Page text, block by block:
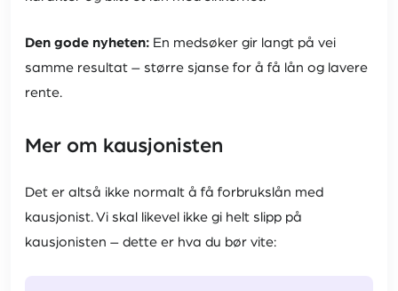
Den gode nyheten: En medsøker gir langt på vei
samme resultat – større sjanse for å få lån og lavere
rente.
Mer om kausjonisten
Det er altså ikke normalt å få forbrukslån med
kausjonist. Vi skal likevel ikke gi helt slipp på
kausjonisten – dette er hva du bør vite: